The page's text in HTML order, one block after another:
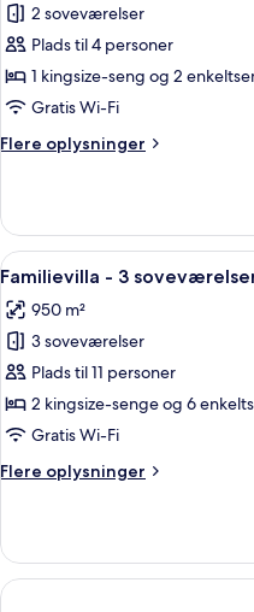
(Pool)
Familievilla
(Pool)
2 soveværelser
Plads til 4 personer
1 kingsize-seng og 2
Gratis Wi-Fi
Flere oplysninger
Flere
(Pool)
Indlæs
alle
billeder
af
Familievilla
-
3
(Residence
5
Familievilla - 3
950 m²
3 soveværelser
Plads til 11 personer
2 kingsize-senge og 6
Gratis Wi-Fi
Flere oplysninger
Flere
-
soveværelser